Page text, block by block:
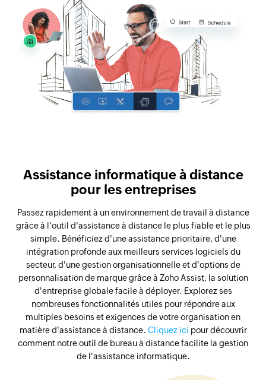
Assistance informatique à distance
pour les entreprises
Passez rapidement à un environnement de travail à distance
grâce à l'outil d'assistance à distance le plus fiable et le plus
simple. Bénéficiez d'une assistance prioritaire, d'une
intégration profonde aux meilleurs services logiciels du
secteur, d'une gestion organisationnelle et d'options de
personnalisation de marque grâce à Zoho Assist, la solution
d'entreprise globale facile à déployer. Explorez ses
nombreuses fonctionnalités utiles pour répondre aux
multiples besoins et exigences de votre organisation en
matière d'assistance à distance. Cliquez ici pour découvrir
comment notre outil de bureau à distance facilite la gestion
de l'assistance informatique.